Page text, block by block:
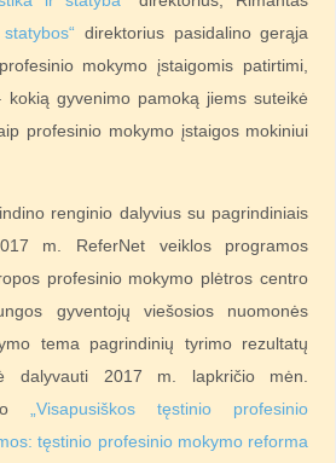
direktorius pasidalino gerąja
mokymo įstaigomis patirtimi,
gyvenimo pamoką jiems suteikė
profesinio mokymo įstaigos mokiniui
renginio dalyvius su pagrindiniais
m. ReferNet veiklos programos
profesinio mokymo plėtros centro
gyventojų viešosios nuomonės
tema pagrindinių tyrimo rezultatų
dalyvauti 2017 m. lapkričio mėn.
„Visapusiškos tęstinio profesinio
tęstinio profesinio mokymo reforma